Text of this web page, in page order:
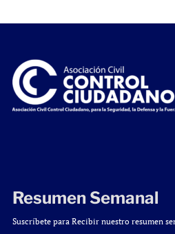
Resumen Semanal
Suscríbete para Recibir nuestro resumen